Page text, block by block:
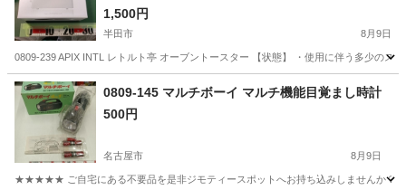
1,500円
半田市 8月9日
0809-239 APIX INTL レトルト亭 オーブントースター 【状態】 ・使用に伴う多少の
愛知 半田市 レトルト
0809-145 マルチボーイ マルチ機能目覚まし時計
500円
名古屋市 8月9日
★★★★★ ご自宅にある不要品を是非ジモティースポットへお持ち込みしませんか？